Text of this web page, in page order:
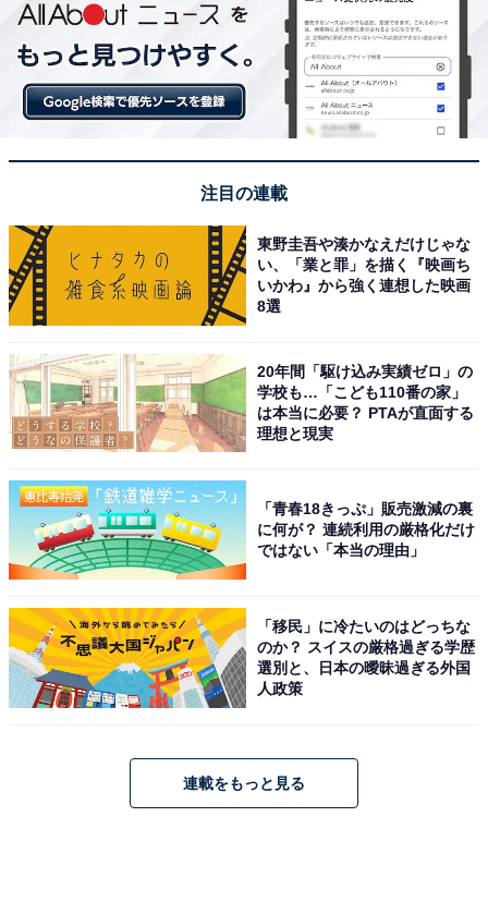
ラッキーカラー：黄緑
ラッキーパーソン：部下
ラッキー（方位）：南方
行動言動が悪い方に加速。人の影に入る位でちょうど良
ラッキーカラー：黒
ラッキーパーソン：父
ラッキー（方位）：北方
警戒心、用心深さはチャンスを逃す、人を信じる勇気を
持って
ラッキーカラー：ターコイスブルー
ラッキー（方位）：東方
■12月生まれ
周りの人も導いて行ける程の強運月。リーダーシップで
ラッキーカラー：赤
ラッキーパーソン：男の子
ラッキー（方位）：南方
ょう。でもその流れを受け止め行動していくことが運気
注目の連載
東野圭吾や湊かなえだけじゃな
い、「業と罪」を描く『映画ち
いかわ』から強く連想した映画
8選
20年間「駆け込み実績ゼロ」の
学校も…「こども110番の家」
は本当に必要？ PTAが直面する
理想と現実
「青春18きっぷ」販売激減の裏
に何が？ 連続利用の厳格化だけ
ではない「本当の理由」
「移民」に冷たいのはどっちな
のか？ スイスの厳格過ぎる学歴
選別と、日本の曖昧過ぎる外国
人政策
連載をもっと見る